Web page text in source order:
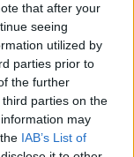
that after your
seeing
utilized by
parties prior to
the further
parties on the
may
IAB’s List of